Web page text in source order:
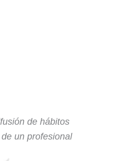
de hábitos
un profesional